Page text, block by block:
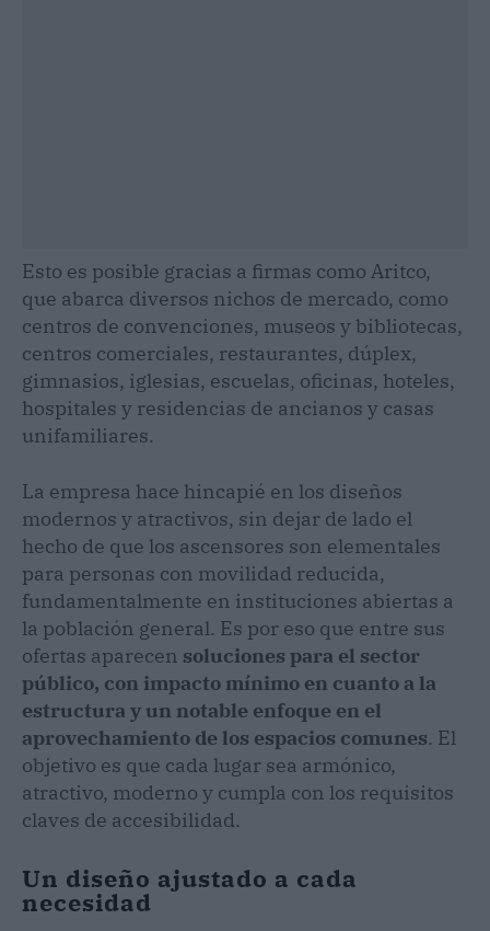
Esto es posible gracias a firmas como Aritco,
que abarca diversos nichos de mercado, como
centros de convenciones, museos y bibliotecas,
centros comerciales, restaurantes, dúplex,
gimnasios, iglesias, escuelas, oficinas, hoteles,
hospitales y residencias de ancianos y casas
unifamiliares.
La empresa hace hincapié en los diseños
modernos y atractivos, sin dejar de lado el
hecho de que los ascensores son elementales
para personas con movilidad reducida,
fundamentalmente en instituciones abiertas a
la población general. Es por eso que entre sus
ofertas aparecen soluciones para el sector
público, con impacto mínimo en cuanto a la
estructura y un notable enfoque en el
aprovechamiento de los espacios comunes. El
objetivo es que cada lugar sea armónico,
atractivo, moderno y cumpla con los requisitos
claves de accesibilidad.
Un diseño ajustado a cada
necesidad